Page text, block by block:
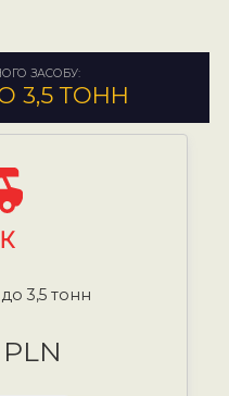
ЗАСОБУ:
3,5 ТОНН
до 3,5 тонн